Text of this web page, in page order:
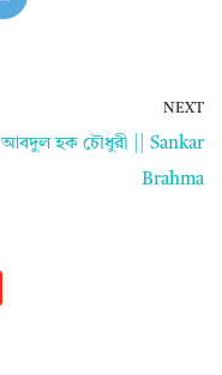
NEXT
আবদুল হক চৌধুরী || Sankar
Brahma